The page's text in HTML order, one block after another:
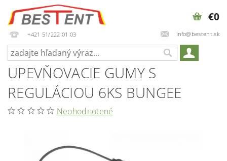
+421 51/222 01 03 info@bestent.sk
€0
UPEVŇOVACIE GUMY S
REGULÁCIOU 6KS BUNGEE
Neohodnotené